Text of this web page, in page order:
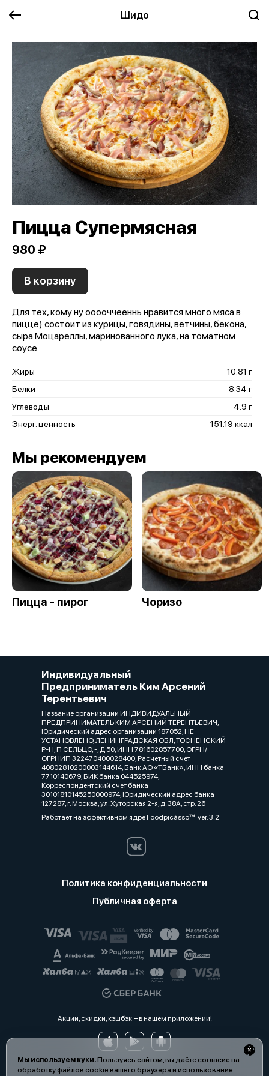
Шидо
Мы используем куки.Пользуясь сайтом, вы даёте согласие на
обработку файлов cookie вашего браузера и использование
Пицца Супермясная
980 ₽
В корзину
Для тех, кому ну ооооччееннь нравится много мяса в
пицце) состоит из курицы, говядины, ветчины, бекона,
сыра Моцареллы, маринованного лука, на томатном
соусе.
Жиры
10.81 г
Белки
8.34 г
Углеводы
4.9 г
Энерг. ценность
151.19 ккал
Мы рекомендуем
Пицца - пирог Чоризо
Индивидуальный
Предприниматель Ким Арсений
Терентьевич
Название организации ИНДИВИДУАЛЬНЫЙ
ПРЕДПРИНИМАТЕЛЬ КИМ АРСЕНИЙ ТЕРЕНТЬЕВИЧ,
Юридический адрес организации 187052, НЕ
УСТАНОВЛЕНО, ЛЕНИНГРАДСКАЯ ОБЛ, ТОСНЕНСКИЙ
Р-Н, П СЕЛЬЦО, -, Д 50, ИНН 781602857700, ОГРН/
ОГРНИП 322470400028400, Расчетный счет
40802810200003144614, Банк АО «ТБанк», ИНН банка
7710140679, БИК банка 044525974,
Корреспондентский счет банка
30101810145250000974, Юридический адрес банка
127287, г. Москва, ул. Хуторская 2-я, д. 38А, стр. 26
Работает на эффективном ядреFoodpicássover. 3.2
Политика конфиденциальности
Публичная оферта
Акции, скидки, кэшбэк − в нашем приложении!